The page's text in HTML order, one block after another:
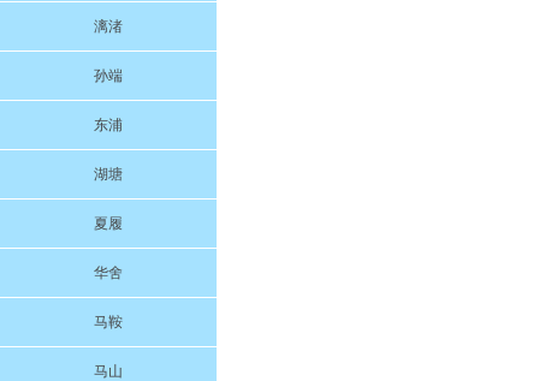
漓渚
孙端
东浦
湖塘
夏履
华舍
马鞍
马山